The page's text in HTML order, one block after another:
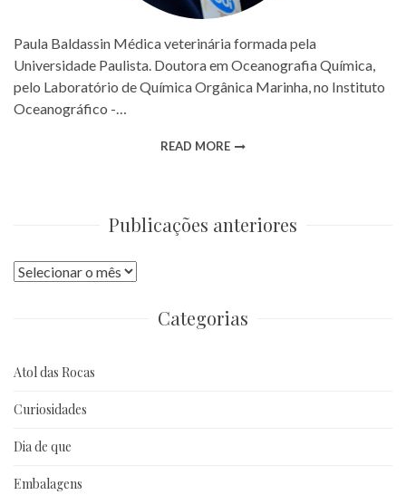
Paula Baldassin Médica veterinária formada pela
Universidade Paulista. Doutora em Oceanografia Química,
pelo Laboratório de Química Orgânica Marinha, no Instituto
Oceanográfico -…
READ MORE
Publicações anteriores
Publicações
Categorias
Atol das Rocas
Curiosidades
Dia de que
Embalagens